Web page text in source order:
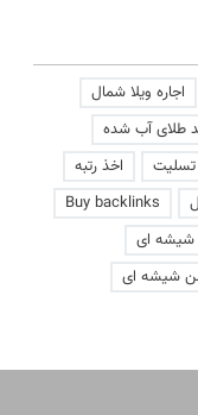
اجاره ویلا شمال
طلای آب شده
تسلیت
اخذ رتبه
Buy backlinks
شیشه ای
شیشه ای